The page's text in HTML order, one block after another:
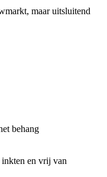
maar uitsluitend
behang
inkten en vrij van